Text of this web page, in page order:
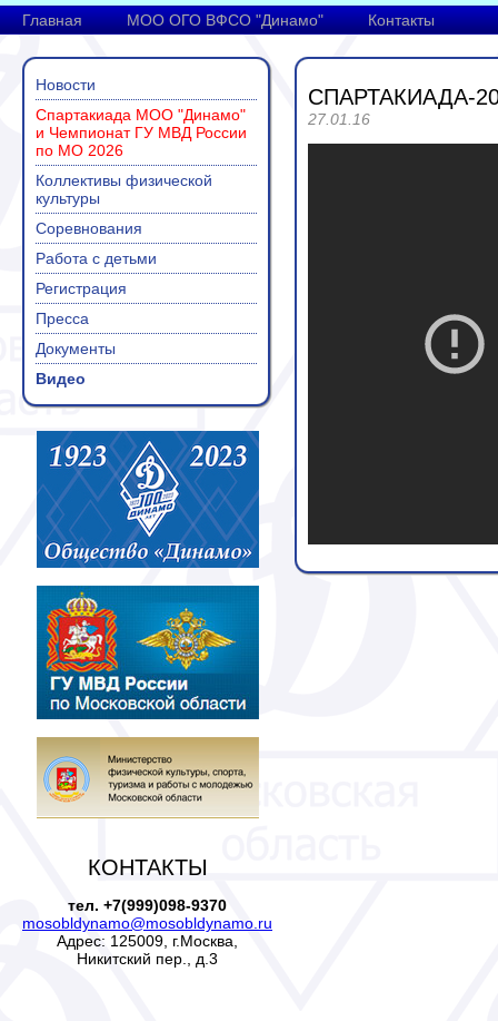
Главная МОО ОГО ВФСО "Динамо" Контакты
Новости
Спартакиада МОО "Динамо"
и Чемпионат ГУ МВД России
по МО 2026
Коллективы физической
культуры
Соревнования
Работа с детьми
Регистрация
Пресса
Документы
Видео
КОНТАКТЫ
тел. +7(999)098-9370
mosobldynamo@mosobldynamo.ru
Адрес: 125009, г.Москва,
Никитский пер., д.3
СПАРТАКИАДА-
27.01.16